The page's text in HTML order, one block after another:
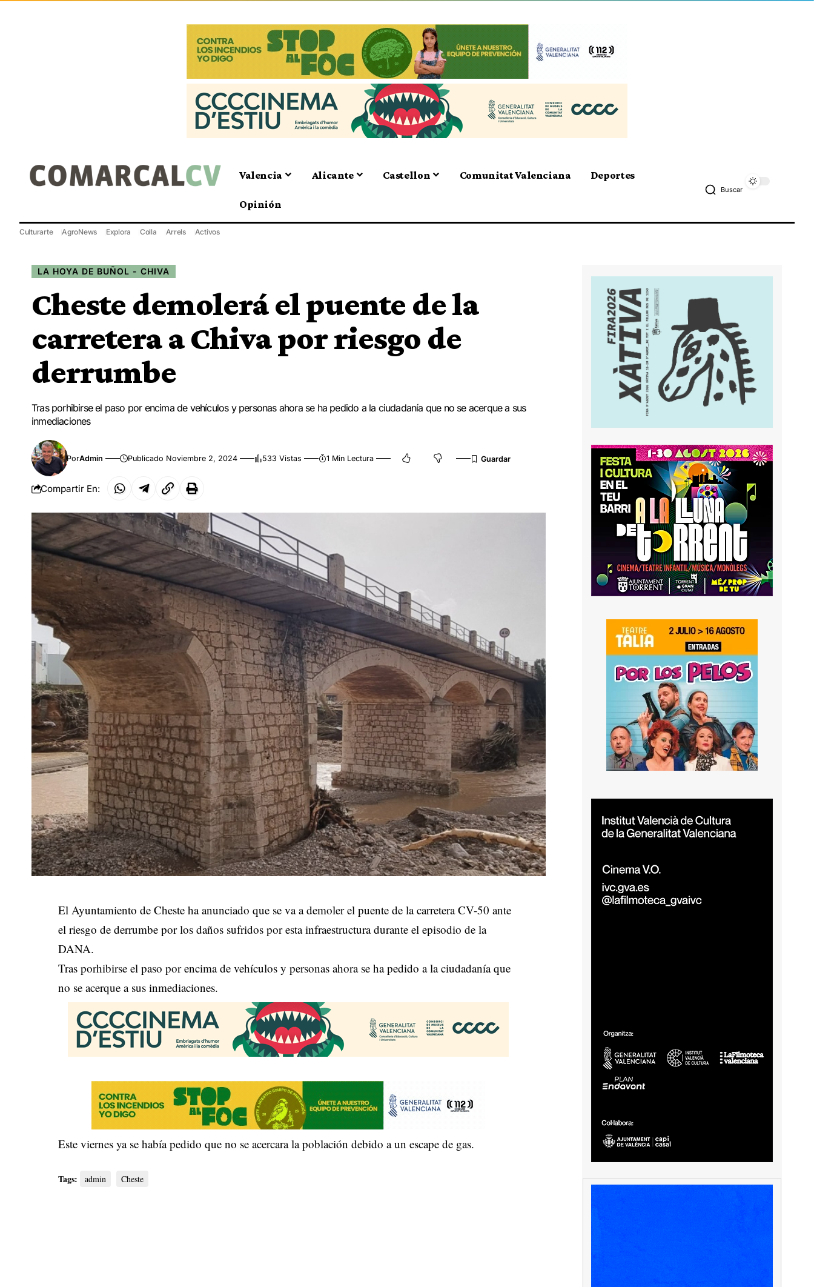
Valencia Alicante Castellon Comunitat Valenciana Deportes
Opinión
Buscar
Culturarte AgroNews Explora Colla Arrels Activos
LA HOYA DE BUÑOL - CHIVA
Cheste demolerá el puente de la
carretera a Chiva por riesgo de
derrumbe
Tras porhibirse el paso por encima de vehículos y personas ahora se ha pedido a la ciudadanía que no se acerque a sus
inmediaciones
PorAdmin Publicado Noviembre 2, 2024 533 Vistas 1 Min Lectura
Compartir En:
El Ayuntamiento de Cheste ha anunciado que se va a demoler el puente de la carretera CV-50 ante
el riesgo de derrumbe por los daños sufridos por esta infraestructura durante el episodio de la
DANA.
Tras porhibirse el paso por encima de vehículos y personas ahora se ha pedido a la ciudadanía que
no se acerque a sus inmediaciones.
Este viernes ya se había pedido que no se acercara la población debido a un escape de gas.
Tags: admin Cheste